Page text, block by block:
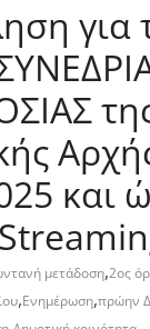
για
και
μετάδοση,2ος
,Ενημέρωση,πρώην